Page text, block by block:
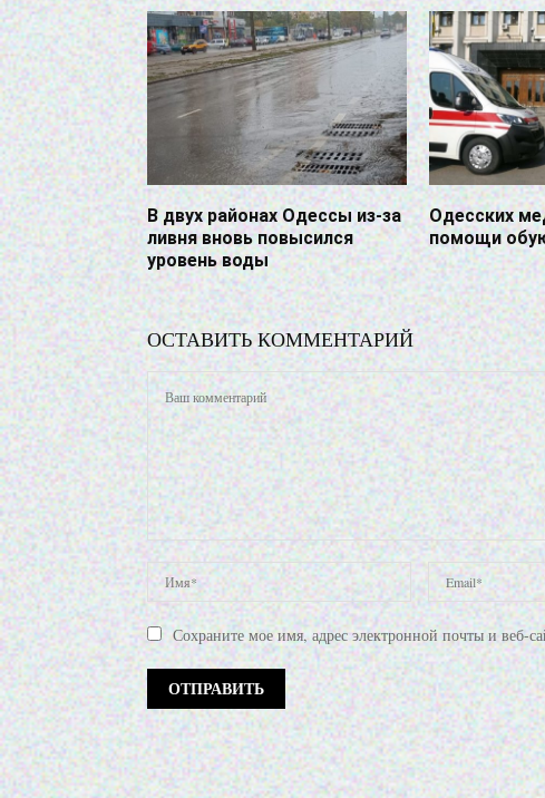
В двух районах Одессы из-за
ливня вновь повысился
уровень воды
Одесских
помощи
ОСТАВИТЬ КОММЕНТАРИЙ
Сохраните мое имя, адрес электронной почты и веб-